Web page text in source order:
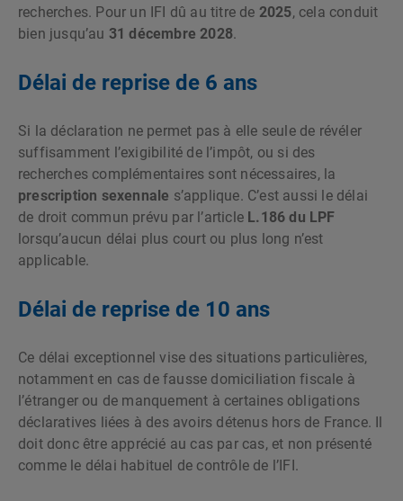
recherches. Pour un IFI dû au titre de 2025, cela conduit
bien jusqu’au 31 décembre 2028.
Délai de reprise de 6 ans
Si la déclaration ne permet pas à elle seule de révéler
suffisamment l’exigibilité de l’impôt, ou si des
recherches complémentaires sont nécessaires, la
prescription sexennale s’applique. C’est aussi le délai
de droit commun prévu par l’article L.186 du LPF
lorsqu’aucun délai plus court ou plus long n’est
applicable.
Délai de reprise de 10 ans
Ce délai exceptionnel vise des situations particulières,
notamment en cas de fausse domiciliation fiscale à
l’étranger ou de manquement à certaines obligations
déclaratives liées à des avoirs détenus hors de France. Il
doit donc être apprécié au cas par cas, et non présenté
comme le délai habituel de contrôle de l’IFI.